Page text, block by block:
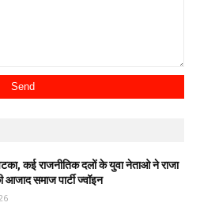
कई राजनीतिक दलों के युवा नेताओ ने राजा
समाज पार्टी ज्वॉइन